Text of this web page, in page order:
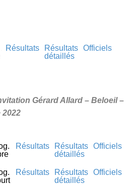
Résultats
Résultats
détaillés
Officiels
Gérard Allard – Beloeil –
2022
Résultats
Résultats
détaillés
Officiels
Résultats
Résultats
détaillés
Officiels